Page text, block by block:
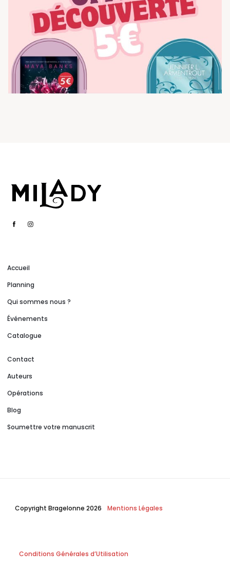
Accueil
Planning
Qui sommes nous ?
Événements
Catalogue
Contact
Auteurs
Opérations
Blog
Soumettre votre manuscrit
Copyright Bragelonne 2026 Mentions Légales
Conditions Générales d’Utilisation